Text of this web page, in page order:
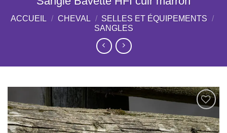
ACCUEIL / CHEVAL / SELLES ET ÉQUIPEMENTS /
SANGLES
Ajouter
à la liste